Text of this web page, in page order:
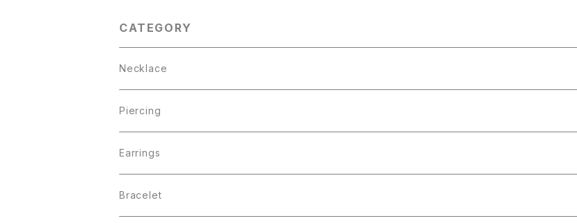
CATEGORY
Necklace
Piercing
Earrings
Bracelet